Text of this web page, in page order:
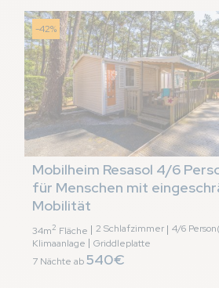
-42%
Mobilheim Resasol 4/6
für Menschen mit
Mobilität
34m2 Fläche 2 Schlafzimmer
4/6
Klimaanlage
Griddleplatte
7 Nächte ab540€